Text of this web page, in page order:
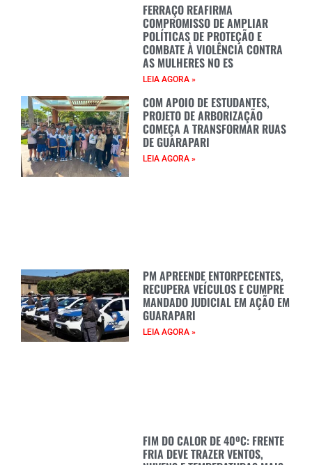
FERRAÇO REAFIRMA
COMPROMISSO DE AMPLIAR
POLÍTICAS DE PROTEÇÃO E
COMBATE À VIOLÊNCIA CONTRA
AS MULHERES NO ES
LEIA AGORA »
COM APOIO DE ESTUDANTES,
PROJETO DE ARBORIZAÇÃO
COMEÇA A TRANSFORMAR RUAS
DE GUARAPARI
LEIA AGORA »
PM APREENDE ENTORPECENTES,
RECUPERA VEÍCULOS E CUMPRE
MANDADO JUDICIAL EM AÇÃO EM
GUARAPARI
LEIA AGORA »
FIM DO CALOR DE 40ºC: FRENTE
FRIA DEVE TRAZER VENTOS,